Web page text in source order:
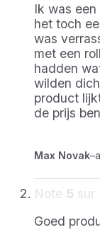
Max Novak–
Ik was
het toch
was
met een
hadden
wilden
product
de prijs
Note 5 sur
Goed